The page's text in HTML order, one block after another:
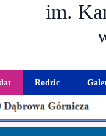
Rodzic
Harmonogram
Rada
dla
Oferta edukacyjna
im.